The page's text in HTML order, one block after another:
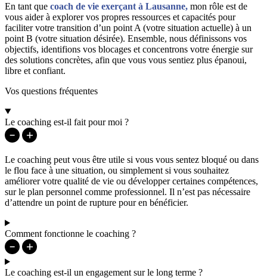
En tant que coach de vie exerçant à Lausanne, mon rôle est de
vous aider à explorer vos propres ressources et capacités pour
faciliter votre transition d’un point A (votre situation actuelle) à un
point B (votre situation désirée). Ensemble, nous définissons vos
objectifs, identifions vos blocages et concentrons votre énergie sur
des solutions concrètes, afin que vous vous sentiez plus épanoui,
libre et confiant.
Vos questions fréquentes
Le coaching est-il fait pour moi ?
Le coaching peut vous être utile si vous vous sentez bloqué ou dans
le flou face à une situation, ou simplement si vous souhaitez
améliorer votre qualité de vie ou développer certaines compétences,
sur le plan personnel comme professionnel. Il n’est pas nécessaire
d’attendre un point de rupture pour en bénéficier.
Comment fonctionne le coaching ?
Le coaching est-il un engagement sur le long terme ?